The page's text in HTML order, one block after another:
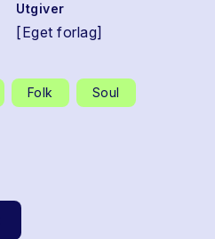
Utgiver
[Eget forlag]
Folk Soul